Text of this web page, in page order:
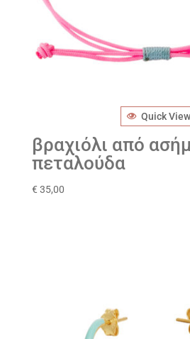
Quick View
βραχιόλι από
πεταλούδα
€ 35,00